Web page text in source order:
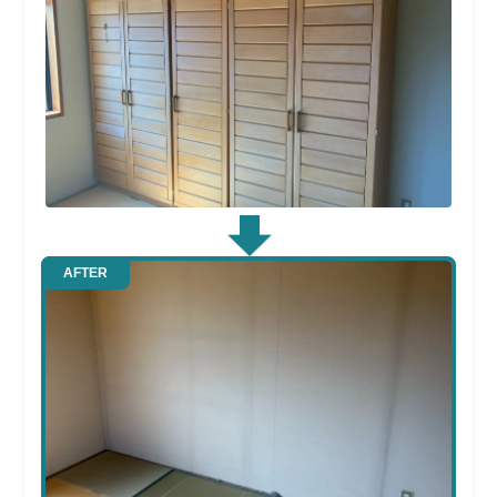
AFTER